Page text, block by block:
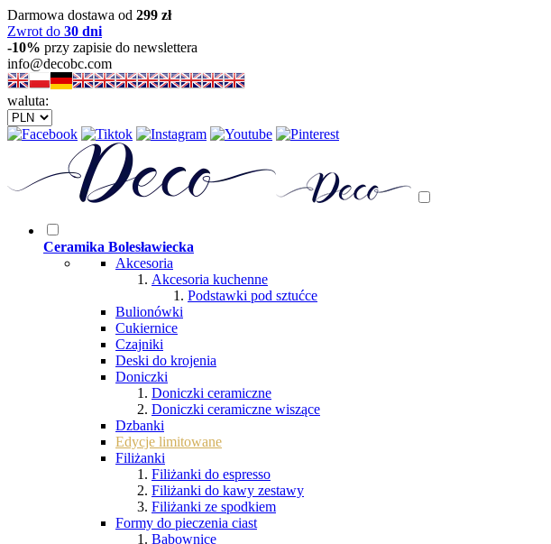
Darmowa dostawa od 299 zł
Zwrot do 30 dni
-10% przy zapisie do newslettera
info@decobc.com
waluta:
Ceramika Bolesławiecka
Akcesoria
Akcesoria kuchenne
Podstawki pod sztućce
Bulionówki
Cukiernice
Czajniki
Deski do krojenia
Doniczki
Doniczki ceramiczne
Doniczki ceramiczne wiszące
Dzbanki
Edycje limitowane
Filiżanki
Filiżanki do espresso
Filiżanki do kawy zestawy
Filiżanki ze spodkiem
Formy do pieczenia ciast
Babownice